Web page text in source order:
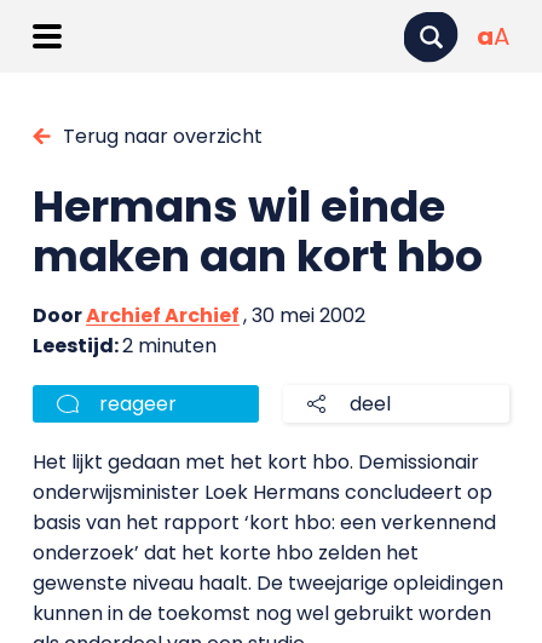
aA
Terug naar overzicht
Hermans wil einde
maken aan kort hbo
DoorArchief Archief, 30 mei 2002
Leestijd:2 minuten
reageer deel
Het lijkt gedaan met het kort hbo. Demissionair
onderwijsminister Loek Hermans concludeert op
basis van het rapport ‘kort hbo: een verkennend
onderzoek’ dat het korte hbo zelden het
gewenste niveau haalt. De tweejarige opleidingen
kunnen in de toekomst nog wel gebruikt worden